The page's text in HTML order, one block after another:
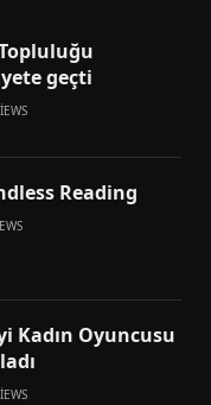
geçti
Reading
Kadın Oyuncusu